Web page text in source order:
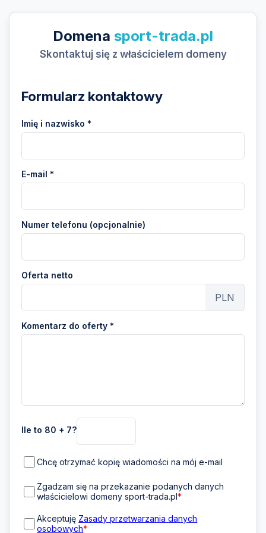
Domena sport-trada.pl
Skontaktuj się z właścicielem domeny
Formularz kontaktowy
Imię i nazwisko *
E-mail *
Numer telefonu (opcjonalnie)
Oferta netto
PLN
Komentarz do oferty *
Ile to 80 + 7?
Chcę otrzymać kopię wiadomości na mój e-mail
Zgadzam się na przekazanie podanych danych
właścicielowi domeny sport-trada.pl*
Akceptuję Zasady przetwarzania danych
osobowych*